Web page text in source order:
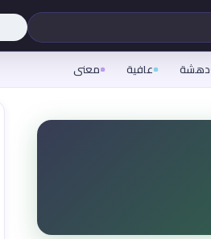
دهشة عافية معنى